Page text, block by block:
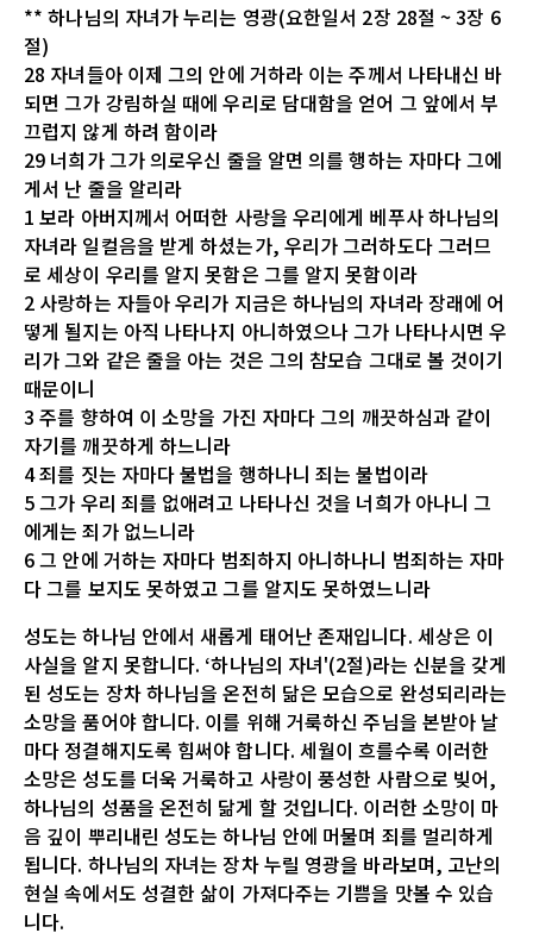
** 하나님의 자녀가 누리는 영광(요한일서 2장 28절 ~ 3장 6
절)
28 자녀들아 이제 그의 안에 거하라 이는 주께서 나타내신 바
되면 그가 강림하실 때에 우리로 담대함을 얻어 그 앞에서 부
끄럽지 않게 하려 함이라
29 너희가 그가 의로우신 줄을 알면 의를 행하는 자마다 그에
게서 난 줄을 알리라
1 보라 아버지께서 어떠한 사랑을 우리에게 베푸사 하나님의
자녀라 일컬음을 받게 하셨는가, 우리가 그러하도다 그러므
로 세상이 우리를 알지 못함은 그를 알지 못함이라
2 사랑하는 자들아 우리가 지금은 하나님의 자녀라 장래에 어
떻게 될지는 아직 나타나지 아니하였으나 그가 나타나시면 우
리가 그와 같은 줄을 아는 것은 그의 참모습 그대로 볼 것이기
때문이니
3 주를 향하여 이 소망을 가진 자마다 그의 깨끗하심과 같이
자기를 깨끗하게 하느니라
4 죄를 짓는 자마다 불법을 행하나니 죄는 불법이라
5 그가 우리 죄를 없애려고 나타나신 것을 너희가 아나니 그
에게는 죄가 없느니라
6 그 안에 거하는 자마다 범죄하지 아니하나니 범죄하는 자마
다 그를 보지도 못하였고 그를 알지도 못하였느니라
성도는 하나님 안에서 새롭게 태어난 존재입니다. 세상은 이
사실을 알지 못합니다. ‘하나님의 자녀'(2절)라는 신분을 갖게
된 성도는 장차 하나님을 온전히 닮은 모습으로 완성되리라는
소망을 품어야 합니다. 이를 위해 거룩하신 주님을 본받아 날
마다 정결해지도록 힘써야 합니다. 세월이 흐를수록 이러한
소망은 성도를 더욱 거룩하고 사랑이 풍성한 사람으로 빚어,
하나님의 성품을 온전히 닮게 할 것입니다. 이러한 소망이 마
음 깊이 뿌리내린 성도는 하나님 안에 머물며 죄를 멀리하게
됩니다. 하나님의 자녀는 장차 누릴 영광을 바라보며, 고난의
현실 속에서도 성결한 삶이 가져다주는 기쁨을 맛볼 수 있습
니다.